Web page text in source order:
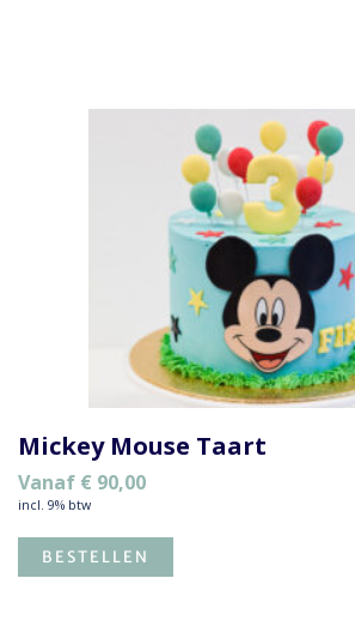
Mickey Mouse Taart
Vanaf € 90,00
incl. 9% btw
BESTELLEN